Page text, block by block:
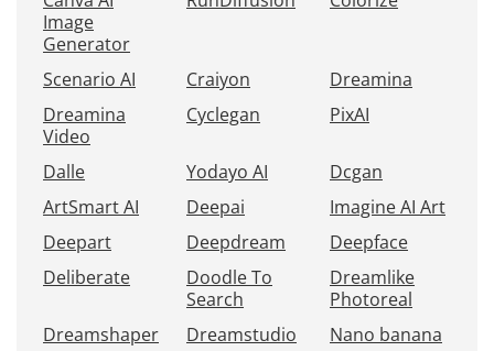
Image
Generator
Scenario AI Craiyon
Dreamina
Dreamina
Video
Cyclegan PixAI
Dalle Yodayo AI
Dcgan
ArtSmart AI
Deepai
Imagine AI Art
Deepart
Deepdream
Deepface
Deliberate
Doodle To
Search
Dreamlike
Photoreal
Dreamshaper
Dreamstudio
Nano banana